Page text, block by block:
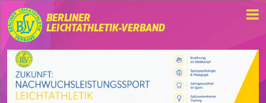
BERLINER
LEICHTATHLETIK-VERBAND